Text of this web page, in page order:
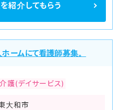
紹介してもらう
ームにて看護師募集。
護(デイサービス)
大和市